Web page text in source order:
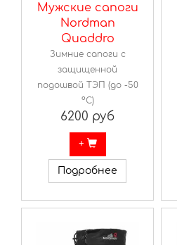
Мужские сапоги
Nordman
Quaddro
Зимние сапоги с
защищенной
подошвой ТЭП (до -50
ºС)
6200 руб
+
Подробнее